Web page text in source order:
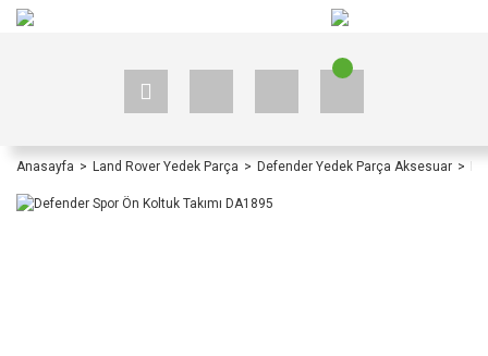
Anasayfa Land Rover Yedek Parça Defender Yedek Parça Aksesuar